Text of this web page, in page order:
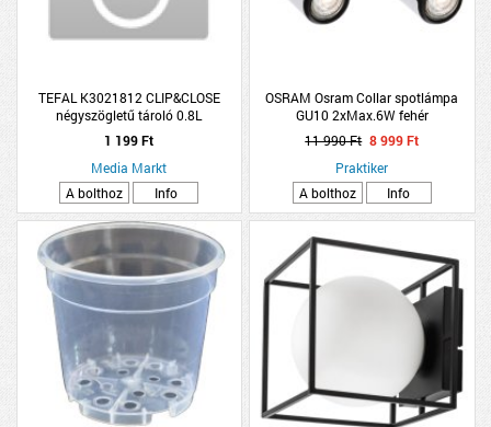
TEFAL K3021812 CLIP&CLOSE
négyszögletű tároló 0.8L
1 199 Ft
Media Markt
A bolthoz
Info
OSRAM Osram Collar spotlámpa
GU10 2xMax.6W fehér
11 990 Ft 8 999 Ft
Praktiker
A bolthoz
Info